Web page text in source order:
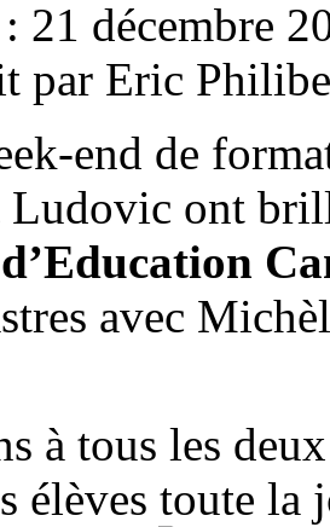
21 décembre
par Eric
end de
Ludovic ont
avec
à tous les
élèves toute